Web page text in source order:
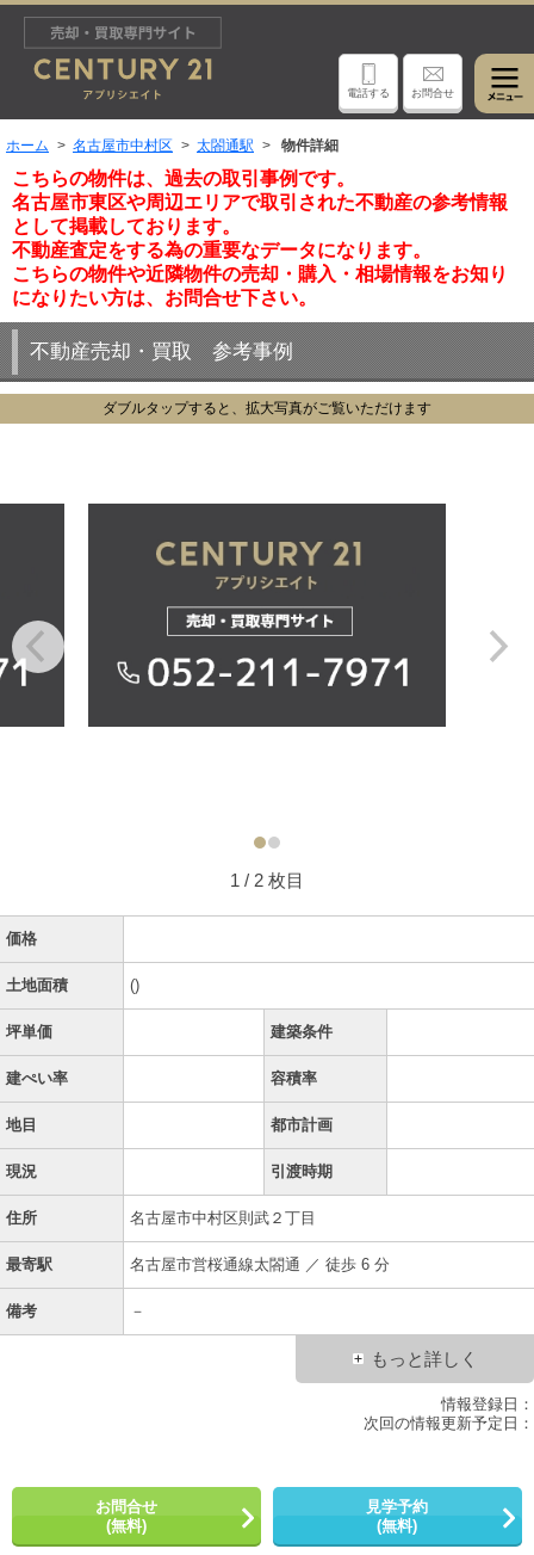
電話する お問合せ
ホーム 名古屋市中村区 太閤通駅 物件詳細
こちらの物件は、過去の取引事例です。
名古屋市東区や周辺エリアで取引された不動産の参考情報
として掲載しております。
不動産査定をする為の重要なデータになります。
こちらの物件や近隣物件の売却・購入・相場情報をお知り
になりたい方は、お問合せ下さい。
不動産売却・買取 参考事例
ダブルタップすると、拡大写真がご覧いただけます
1 / 2 枚目
価格
土地面積 ()
坪単価 建築条件
建ぺい率 容積率
地目 都市計画
現況 引渡時期
住所 名古屋市中村区則武２丁目
最寄駅 名古屋市営桜通線太閤通 ／ 徒歩 6 分
備考 －
もっと詳しく
情報登録日：
次回の情報更新予定日：
お問合せ
(無料)
見学予約
(無料)